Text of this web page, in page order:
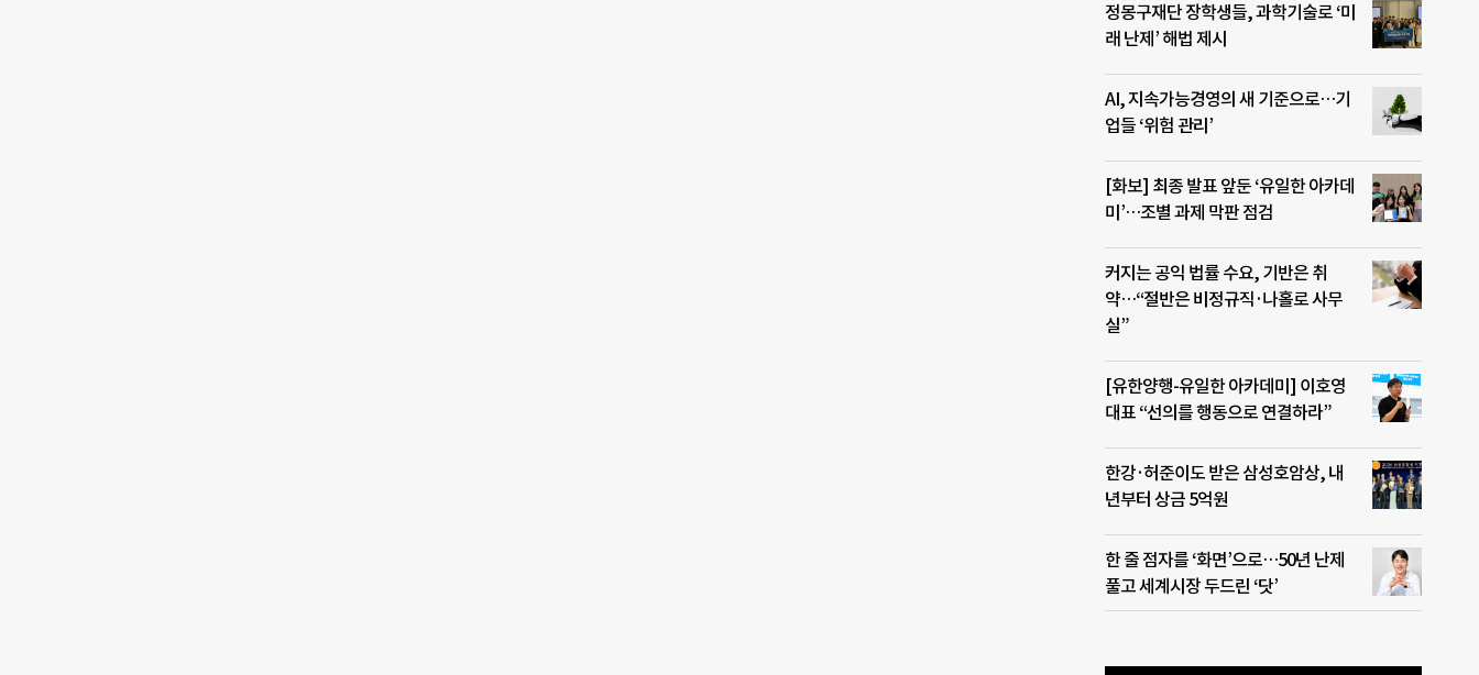
정몽구재단 장학생들, 과학기술로 ‘미
래 난제’ 해법 제시
AI, 지속가능경영의 새 기준으로…기
업들 ‘위험 관리’
[화보] 최종 발표 앞둔 ‘유일한 아카데
미’…조별 과제 막판 점검
커지는 공익 법률 수요, 기반은 취
약…“절반은 비정규직·나홀로 사무
실”
[유한양행-유일한 아카데미] 이호영
대표 “선의를 행동으로 연결하라”
한강·허준이도 받은 삼성호암상, 내
년부터 상금 5억원
한 줄 점자를 ‘화면’으로…50년 난제
풀고 세계시장 두드린 ‘닷’